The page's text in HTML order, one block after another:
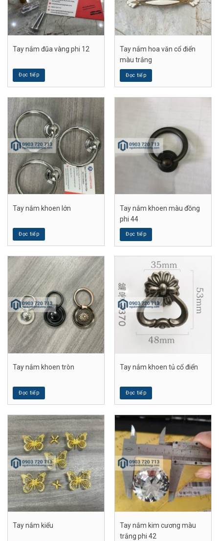
Tay nắm đũa vàng phi 12
Đọc tiếp
Tay nắm hoa văn cổ điển
màu trắng
Đọc tiếp
Tay nắm khoen lớn
Đọc tiếp
Tay nắm khoen màu đồng
phi 44
Đọc tiếp
Tay nắm khoen tròn
Đọc tiếp
Tay nắm khoen tủ cổ điển
Đọc tiếp
Tay nắm kiểu
Tay nắm kim cương màu
trắng phi 42